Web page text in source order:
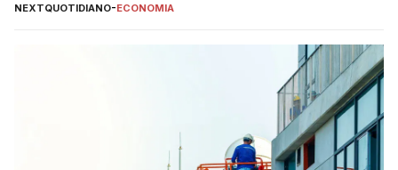
NEXTQUOTIDIANO-ECONOMIA